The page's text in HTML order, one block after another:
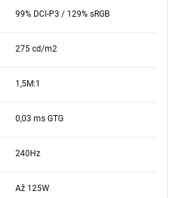
99% DCI-P3 / 129% sRGB
275 cd/m2
1,5M:1
0,03 ms GTG
240Hz
Až 125W